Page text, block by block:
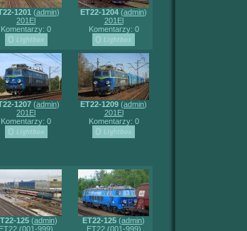
1201 (admin)
201El
Komentarzy: 0
ET22-1204 (admin)
201El
Komentarzy: 0
1207(admin)
201El
Komentarzy: 0
ET22-1209 (admin)
201El
Komentarzy: 0
125(admin)
ET22 (001-999)
ET22-125 (admin)
ET22 (001-999)